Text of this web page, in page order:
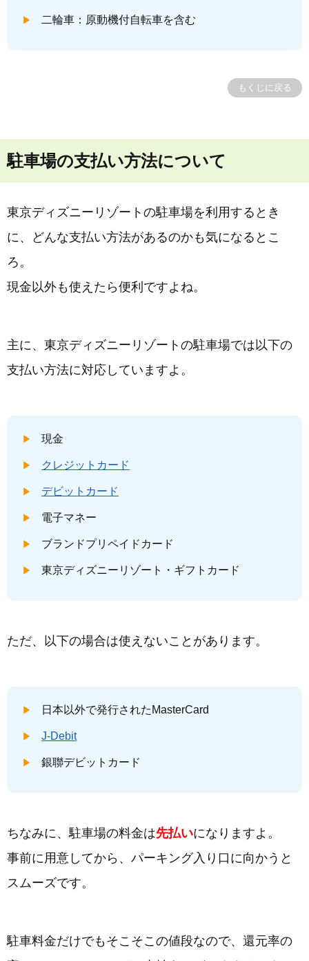
二輪車：原動機付自転車を含む
もくじに戻る
駐車場の支払い方法について
東京ディズニーリゾートの駐車場を利用するとき
に、どんな支払い方法があるのかも気になるとこ
ろ。
現金以外も使えたら便利ですよね。
主に、東京ディズニーリゾートの駐車場では以下の
支払い方法に対応していますよ。
現金
クレジットカード
デビットカード
電子マネー
ブランドプリペイドカード
東京ディズニーリゾート・ギフトカード
ただ、以下の場合は使えないことがあります。
日本以外で発行されたMasterCard
J-Debit
銀聯デビットカード
ちなみに、駐車場の料金は先払いになりますよ。
事前に用意してから、パーキング入り口に向かうと
スムーズです。
駐車料金だけでもそこそこの値段なので、還元率の